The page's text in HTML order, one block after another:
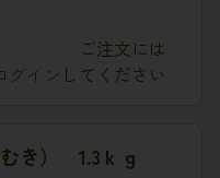
ご注文には
グイン してください
き） 1.3ｋｇ